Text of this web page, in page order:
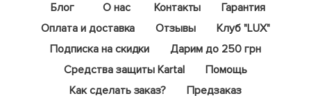
Блог О нас Контакты
Гарантия
Оплата и доставка
Отзывы
Клуб "LUX"
Подписка на скидки
Дарим до 250 грн
Средства защиты Kartal
Помощь
Как сделать заказ?
Предзаказ